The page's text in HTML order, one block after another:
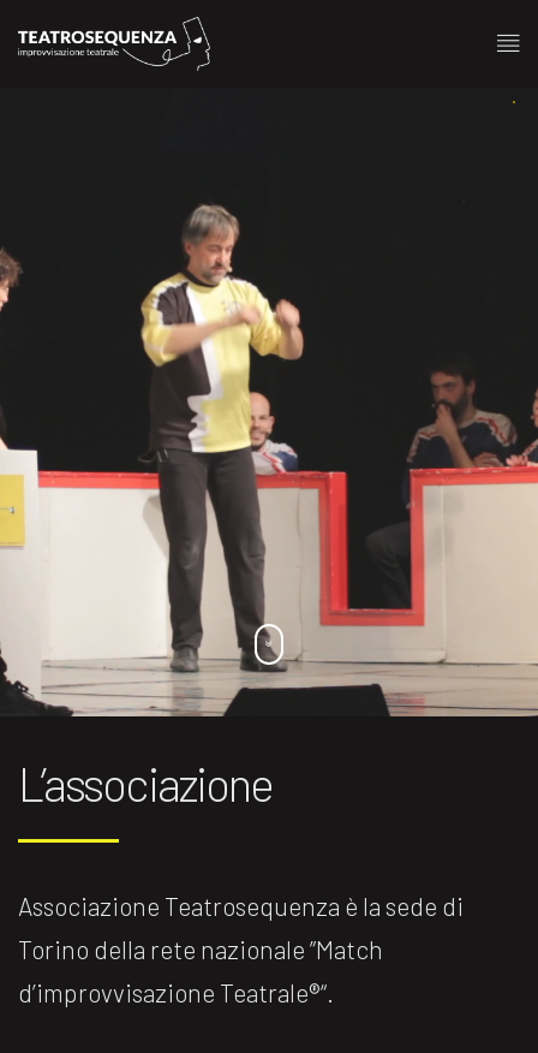
L’associazione
Associazione Teatrosequenza è la sede di
Torino della rete nazionale ”Match
d’improvvisazione Teatrale®️“.